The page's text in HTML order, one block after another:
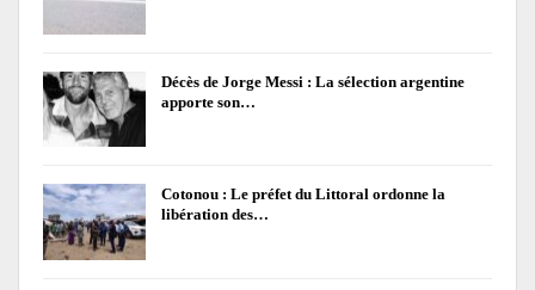
Décès de Jorge Messi : La sélection argentine
apporte son…
Cotonou : Le préfet du Littoral ordonne la
libération des…